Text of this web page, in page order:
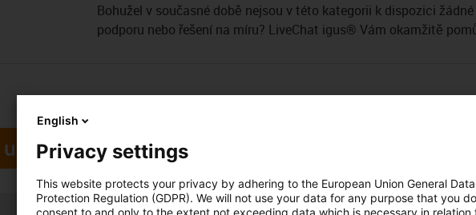
Bohužel v současné době nejsou v této kategorii k dispozici
podporu nebo řešení na míru? LiveChat igus® Vám okamžitě
English
Privacy settings
This website protects your privacy by adhering to the European Union General Data
Protection Regulation (GDPR). We will not use your data for any purpose that you
consent to and only to the extent not exceeding data which is necessary in relation